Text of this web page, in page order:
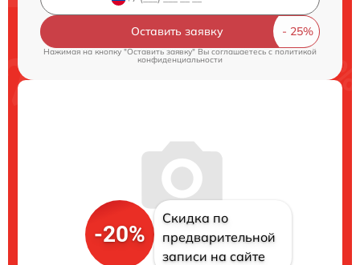
Оставить заявку
Нажимая на кнопку "Оставить заявку" Вы соглашаетесь cполитикой
конфиденциальности
-20%
Скидка по
предварительной
записи на сайте